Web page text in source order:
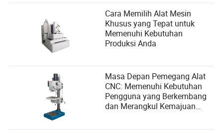
Cara Memilih Alat Mesin
Khusus yang Tepat untuk
Memenuhi Kebutuhan
Produksi Anda
Masa Depan Pemegang Alat
CNC: Memenuhi Kebutuhan
Pengguna yang Berkembang
dan Merangkul Kemajuan